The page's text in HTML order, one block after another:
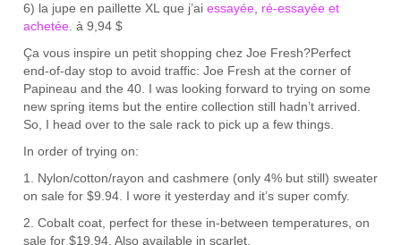
6) la jupe en paillette XL que j’ai essayée, ré-essayée et
achetée. à 9,94 $
Ça vous inspire un petit shopping chez Joe Fresh?Perfect
end-of-day stop to avoid traffic: Joe Fresh at the corner of
Papineau and the 40. I was looking forward to trying on some
new spring items but the entire collection still hadn’t arrived.
So, I head over to the sale rack to pick up a few things.
In order of trying on:
1. Nylon/cotton/rayon and cashmere (only 4% but still) sweater
on sale for $9.94. I wore it yesterday and it’s super comfy.
2. Cobalt coat, perfect for these in-between temperatures, on
sale for $19.94. Also available in scarlet.